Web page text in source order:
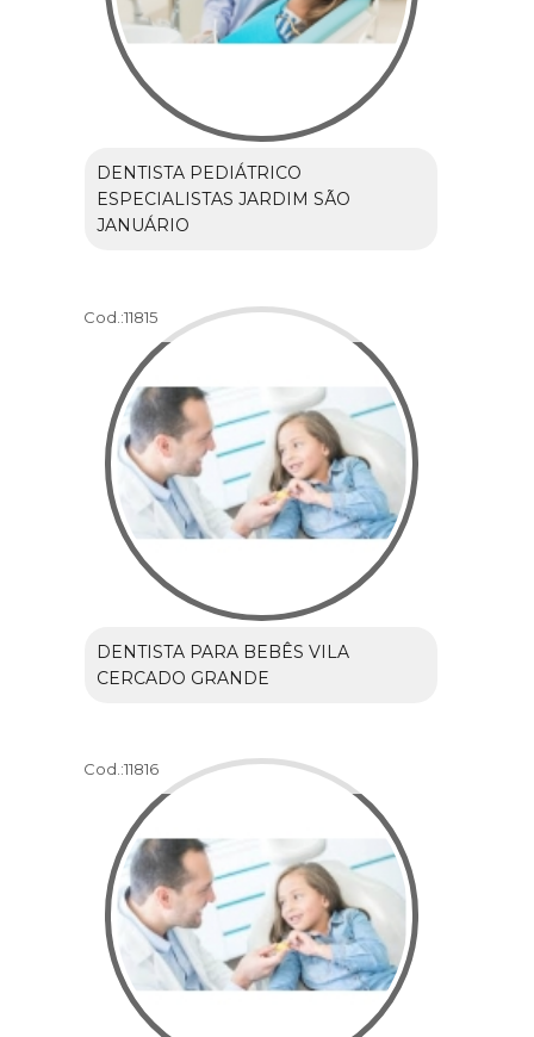
DENTISTA PEDIÁTRICO
ESPECIALISTAS JARDIM SÃO
JANUÁRIO
Cod.:11815
DENTISTA PARA BEBÊS VILA
CERCADO GRANDE
Cod.:11816